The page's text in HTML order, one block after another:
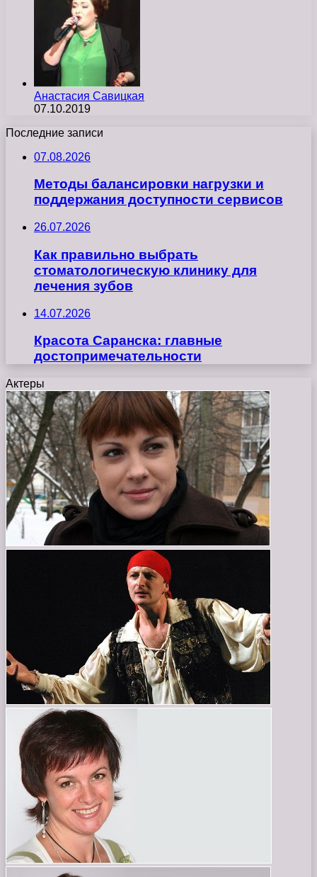
Анастасия Савицкая
07.10.2019
Последние записи
07.08.2026
Методы балансировки нагрузки и
поддержания доступности сервисов
26.07.2026
Как правильно выбрать
стоматологическую клинику для
лечения зубов
14.07.2026
Красота Саранска: главные
достопримечательности
Актеры